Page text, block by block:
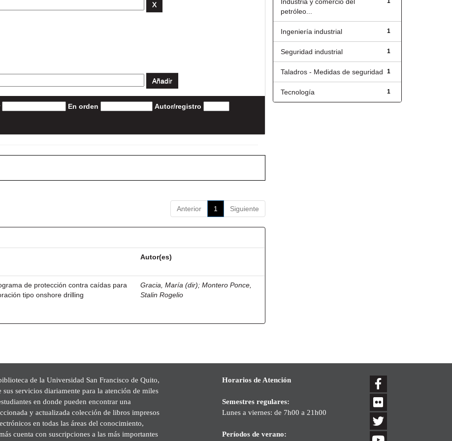
En orden Autor/registro
Anterior 1 Siguiente
Autor(es)
de protección contra caídas para
tipo onshore drilling
Gracia, María (dir);Montero Ponce,
Stalin Rogelio
petróleo...
1
Ingeniería industrial
1
Seguridad industrial
1
Taladros - Medidas de seguridad
1
Tecnología
de la Universidad San Francisco de Quito,
sus servicios diariamente para la atención de miles
en donde pueden encontrar una
y actualizada colección de libros impresos
en todas las áreas del conocimiento,
cuenta con suscripciones a las más importantes
Horarios de Atención
Semestres regulares:
Lunes a viernes: de 7h00 a 21h00
Períodos de verano: